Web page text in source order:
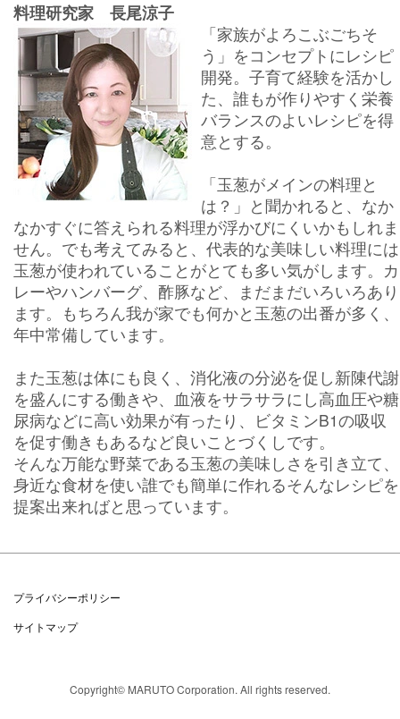
料理研究家 長尾涼子
「家族がよろこぶごちそ
う」をコンセプトにレシピ
開発。子育て経験を活かし
た、誰もが作りやすく栄養
バランスのよいレシピを得
意とする。
「玉葱がメインの料理と
は？」と聞かれると、なか
なかすぐに答えられる料理が浮かびにくいかもしれま
せん。でも考えてみると、代表的な美味しい料理には
玉葱が使われていることがとても多い気がします。カ
レーやハンバーグ、酢豚など、まだまだいろいろあり
ます。もちろん我が家でも何かと玉葱の出番が多く、
年中常備しています。
また玉葱は体にも良く、消化液の分泌を促し新陳代謝
を盛んにする働きや、血液をサラサラにし高血圧や糖
尿病などに高い効果が有ったり、ビタミンB1の吸収
を促す働きもあるなど良いことづくしです。
そんな万能な野菜である玉葱の美味しさを引き立て、
身近な食材を使い誰でも簡単に作れるそんなレシピを
提案出来ればと思っています。
プライバシーポリシー
サイトマップ
Copyright© MARUTO Corporation. All rights reserved.